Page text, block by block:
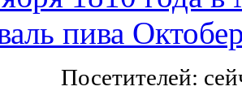
пива
Посетителей: